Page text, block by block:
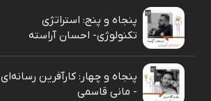
پنجاه و پنج: استراتژی
تکنولوژی- احسان آراسته
پنجاه و چهار: کارآفرین رسانه‌ای
- مانی قاسمی